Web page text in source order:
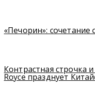
«Печорин»: сочетание
Контрастная строчка
Royce празднует